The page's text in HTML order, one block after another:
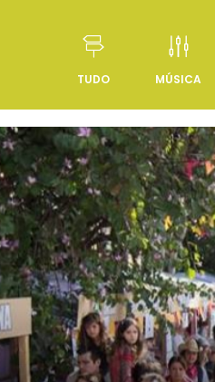
TUDO MÚSICA